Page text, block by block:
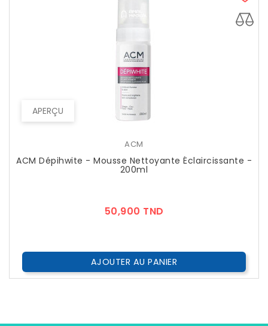
APERÇU
ACM
ACM Dépihwite - Mousse Nettoyante Éclaircissante -
200ml
50,900 TND
AJOUTER AU PANIER